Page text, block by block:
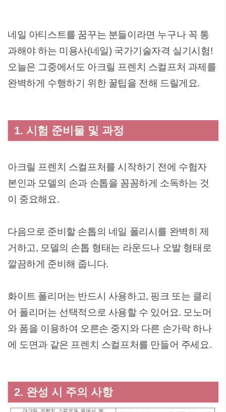
네일 아티스트를 꿈꾸는 분들이라면 누구나 꼭 통
과해야 하는 미용사(네일) 국가기술자격 실기시험!
오늘은 그중에서도 아크릴 프렌치 스컬프처 과제를
완벽하게 수행하기 위한 꿀팁을 전해 드릴게요.
1. 시험 준비물 및 과정
아크릴 프렌치 스컬프처를 시작하기 전에 수험자
본인과 모델의 손과 손톱을 꼼꼼하게 소독하는 것
이 중요해요.
다음으로 준비할 손톱의 네일 폴리시를 완벽히 제
거하고, 모델의 손톱 형태는 라운드나 오발 형태로
깔끔하게 준비해 줍니다.
화이트 폴리머는 반드시 사용하고, 핑크 또는 클리
어 폴리머는 선택적으로 사용할 수 있어요. 모노머
와 폼을 이용하여 오른손 중지와 다른 손가락 하나
에 도면과 같은 프렌치 스컬프처를 만들어 주세요.
2. 완성 시 주의 사항